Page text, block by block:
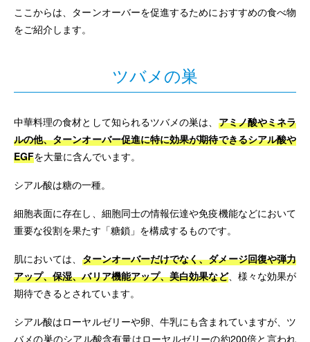
ここからは、ターンオーバーを促進するためにおすすめの食べ物
をご紹介します。
ツバメの巣
中華料理の食材として知られるツバメの巣は、 アミノ酸やミネラ
ルの他、ターンオーバー促進に特に効果が期待できるシアル酸や
EGFを大量に含んでいます。
シアル酸は糖の一種。
細胞表面に存在し、細胞同士の情報伝達や免疫機能などにおいて
重要な役割を果たす「糖鎖」を構成するものです。
肌においては、 ターンオーバーだけでなく、ダメージ回復や弾力
アップ、保湿、バリア機能アップ、美白効果など、様々な効果が
期待できるとされています。
シアル酸はローヤルゼリーや卵、牛乳にも含まれていますが、ツ
バメの巣のシアル酸含有量はローヤルゼリーの約200倍と言われ